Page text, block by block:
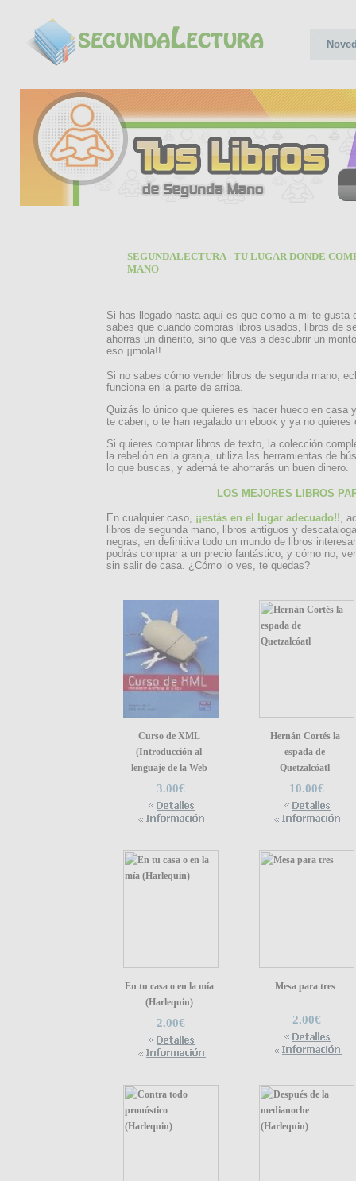
SEGUNDALECTURA - TU LUGAR DONDE
MANO
Si has llegado hasta aquí es que como a mi te gusta
sabes que cuando compras libros usados, libros de
ahorras un dinerito, sino que vas a descubrir un
eso ¡¡mola!!
Si no sabes cómo vender libros de segunda mano,
funciona en la parte de arriba.
Quizás lo único que quieres es hacer hueco en casa
te caben, o te han regalado un ebook y ya no
Si quieres comprar libros de texto, la colección
la rebelión en la granja, utiliza las herramientas de
lo que buscas, y ademá te ahorrarás un buen dinero.
LOS MEJORES LIBROS
En cualquier caso, ¡¡estás en el lugar adecuado!! ,
libros de segunda mano, libros antiguos y
negras, en definitiva todo un mundo de libros
podrás comprar a un precio fantástico, y cómo no,
sin salir de casa. ¿Cómo lo ves, te quedas?
Curso de XML
(Introducción al
lenguaje de la Web
3.00€
Hernán Cortés la
espada de
Quetzalcóatl
10.00€
En tu casa o en la mía
(Harlequin)
2.00€
Mesa para tres
2.00€